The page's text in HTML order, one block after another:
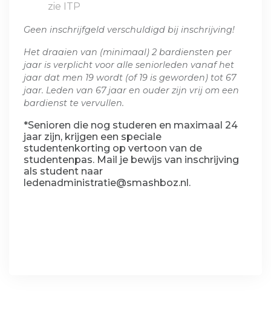
zie ITP
Geen inschrijfgeld verschuldigd bij inschrijving!
Het draaien van (minimaal) 2 bardiensten per
jaar is verplicht voor alle seniorleden vanaf het
jaar dat men 19 wordt (of 19 is geworden) tot 67
jaar. Leden van 67 jaar en ouder zijn vrij om een
bardienst te vervullen.
*Senioren die nog studeren en maximaal 24
jaar zijn, krijgen een speciale
studentenkorting op vertoon van de
studentenpas. Mail je bewijs van inschrijving
als student naar
ledenadministratie@smashboz.nl .